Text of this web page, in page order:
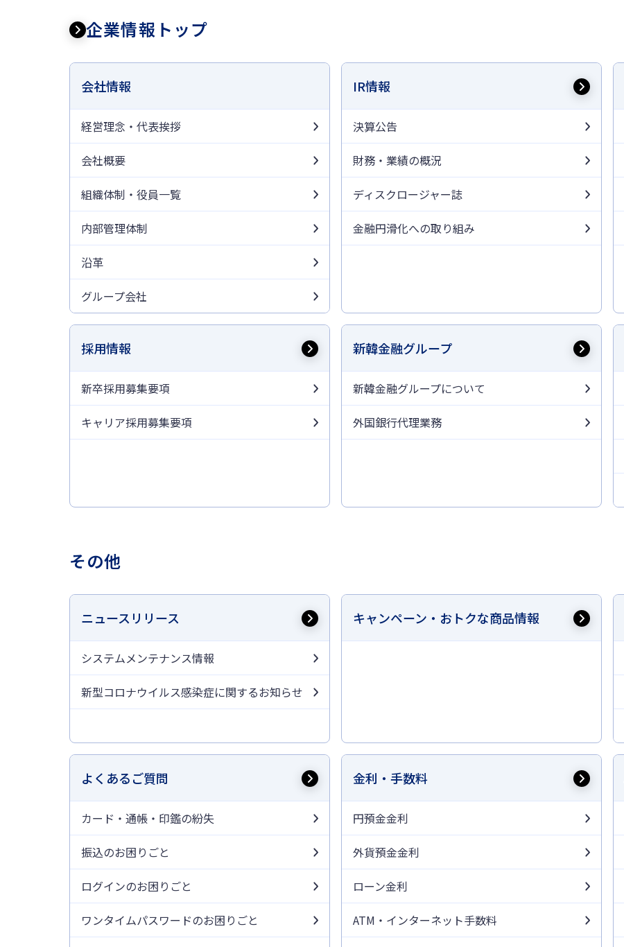
企業情報トップ
会社情報
経営理念・代表挨拶
会社概要
組織体制・役員一覧
内部管理体制
沿革
グループ会社
IR情報
決算公告
財務・業績の概況
ディスクロージャー誌
金融円滑化への取り組み
採用情報
新卒採用募集要項
キャリア採用募集要項
新韓金融グループ
新韓金融グループについて
外国銀行代理業務
その他
ニュースリリース
システムメンテナンス情報
新型コロナウイルス感染症に関するお知らせ
キャンペーン・おトクな商品情報
よくあるご質問
カード・通帳・印鑑の紛失
振込のお困りごと
ログインのお困りごと
ワンタイムパスワードのお困りごと
金利・手数料
円預金金利
外貨預金金利
ローン金利
ATM・インターネット手数料